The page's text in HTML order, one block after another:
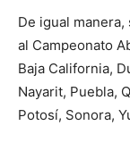
De igual
al Campeonato
Baja California,
Nayarit, Puebla,
Potosí, Sonora,